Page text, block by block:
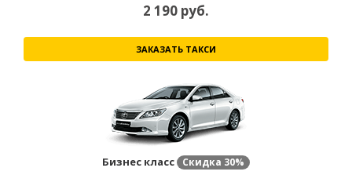
2 190 руб.
ЗАКАЗАТЬ ТАКСИ
Бизнес класс Скидка 30%